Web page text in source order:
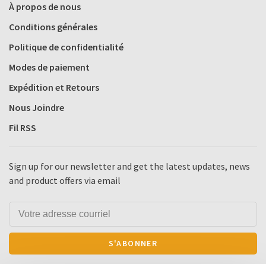
À propos de nous
Conditions générales
Politique de confidentialité
Modes de paiement
Expédition et Retours
Nous Joindre
Fil RSS
Sign up for our newsletter and get the latest updates, news
and product offers via email
S'ABONNER